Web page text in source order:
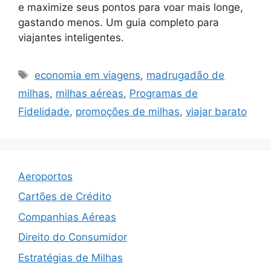
e maximize seus pontos para voar mais longe,
gastando menos. Um guia completo para
viajantes inteligentes.
Tags
economia em viagens, madrugadão de
milhas, milhas aéreas, Programas de
Fidelidade, promoções de milhas, viajar barato
Aeroportos
Cartões de Crédito
Companhias Aéreas
Direito do Consumidor
Estratégias de Milhas